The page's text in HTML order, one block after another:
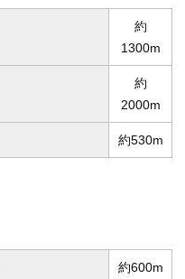
約
1300m
約
2000m
約530m
約600m